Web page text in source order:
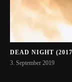
DEAD NIGHT
3. September 2019